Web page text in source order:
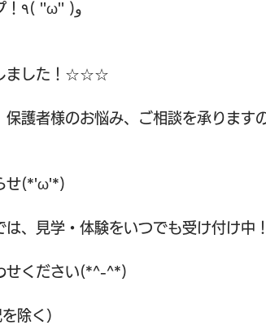
楽しみながら、ステップアップ！٩( ''ω'' )و
ました！☆☆☆
護者様のお悩み、ご相談を承ります
せ(*'ω'*)
、見学・体験をいつでも受け付け中！
せください(*^-^*)
除く）